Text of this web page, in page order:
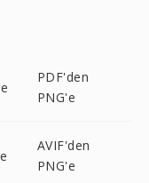
PDF'den
PNG'e
AVIF'den
PNG'e